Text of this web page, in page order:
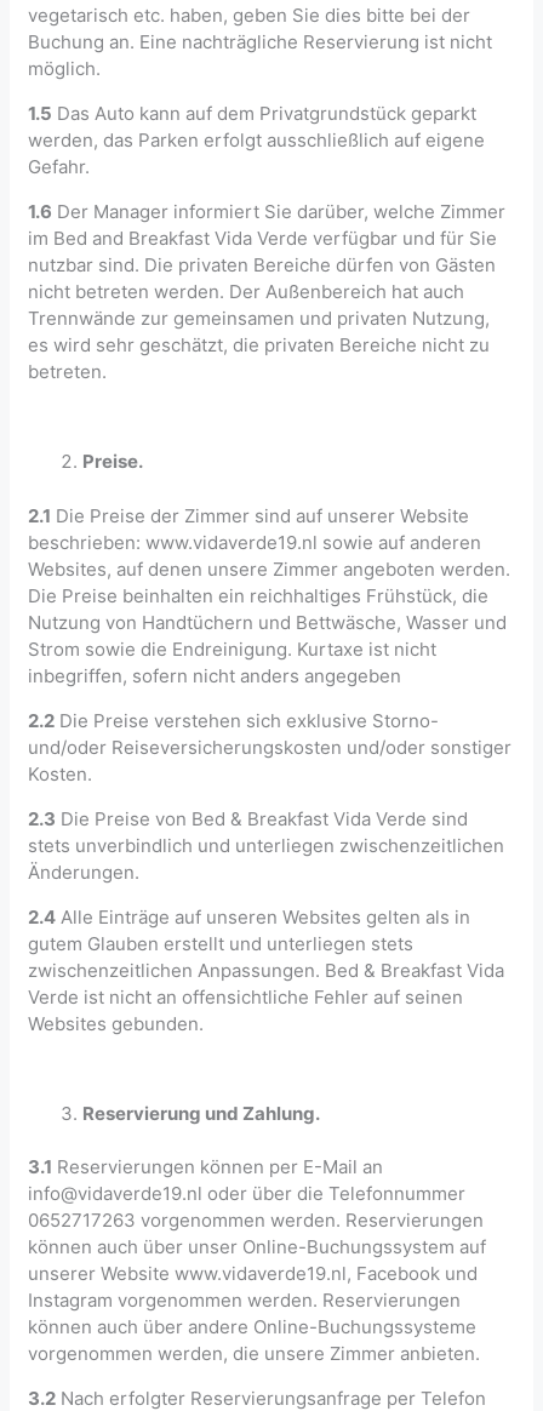
vegetarisch etc. haben, geben Sie dies bitte bei der
Buchung an. Eine nachträgliche Reservierung ist nicht
möglich.
1.5 Das Auto kann auf dem Privatgrundstück geparkt
werden, das Parken erfolgt ausschließlich auf eigene
Gefahr.
1.6 Der Manager informiert Sie darüber, welche Zimmer
im Bed and Breakfast Vida Verde verfügbar und für Sie
nutzbar sind. Die privaten Bereiche dürfen von Gästen
nicht betreten werden. Der Außenbereich hat auch
Trennwände zur gemeinsamen und privaten Nutzung,
es wird sehr geschätzt, die privaten Bereiche nicht zu
betreten.
Preise.
2.1 Die Preise der Zimmer sind auf unserer Website
beschrieben: www.vidaverde19.nl sowie auf anderen
Websites, auf denen unsere Zimmer angeboten werden.
Die Preise beinhalten ein reichhaltiges Frühstück, die
Nutzung von Handtüchern und Bettwäsche, Wasser und
Strom sowie die Endreinigung. Kurtaxe ist nicht
inbegriffen, sofern nicht anders angegeben
2.2 Die Preise verstehen sich exklusive Storno-
und/oder Reiseversicherungskosten und/oder sonstiger
Kosten.
2.3 Die Preise von Bed & Breakfast Vida Verde sind
stets unverbindlich und unterliegen zwischenzeitlichen
Änderungen.
2.4 Alle Einträge auf unseren Websites gelten als in
gutem Glauben erstellt und unterliegen stets
zwischenzeitlichen Anpassungen. Bed & Breakfast Vida
Verde ist nicht an offensichtliche Fehler auf seinen
Websites gebunden.
Reservierung und Zahlung.
3.1 Reservierungen können per E-Mail an
info@vidaverde19.nl oder über die Telefonnummer
0652717263 vorgenommen werden. Reservierungen
können auch über unser Online-Buchungssystem auf
unserer Website www.vidaverde19.nl, Facebook und
Instagram vorgenommen werden. Reservierungen
können auch über andere Online-Buchungssysteme
vorgenommen werden, die unsere Zimmer anbieten.
3.2 Nach erfolgter Reservierungsanfrage per Telefon